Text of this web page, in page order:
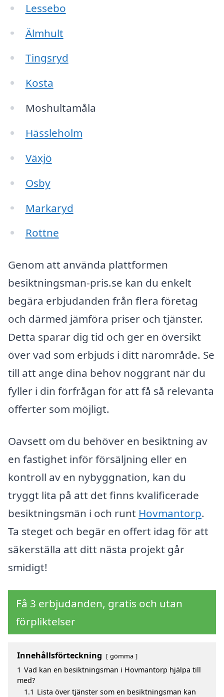
Lessebo
Älmhult
Tingsryd
Kosta
Moshultamåla
Hässleholm
Växjö
Osby
Markaryd
Rottne
Genom att använda plattformen
besiktningsman-pris.se kan du enkelt
begära erbjudanden från flera företag
och därmed jämföra priser och tjänster.
Detta sparar dig tid och ger en översikt
över vad som erbjuds i ditt närområde. Se
till att ange dina behov noggrant när du
fyller i din förfrågan för att få så relevanta
offerter som möjligt.
Oavsett om du behöver en besiktning av
en fastighet inför försäljning eller en
kontroll av en nybyggnation, kan du
tryggt lita på att det finns kvalificerade
besiktningsmän i och runt Hovmantorp.
Ta steget och begär en offert idag för att
säkerställa att ditt nästa projekt går
smidigt!
Få 3 erbjudanden, gratis och utan
förpliktelser
Innehållsförteckning gömma
1 Vad kan en besiktningsman i Hovmantorp hjälpa till
med?
1.1 Lista över tjänster som en besiktningsman kan